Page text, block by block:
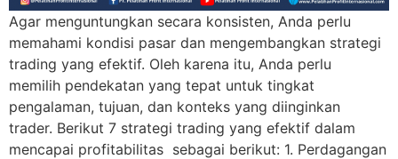
Agar menguntungkan secara konsisten, Anda perlu
memahami kondisi pasar dan mengembangkan strategi
trading yang efektif. Oleh karena itu, Anda perlu
memilih pendekatan yang tepat untuk tingkat
pengalaman, tujuan, dan konteks yang diinginkan
trader. Berikut 7 strategi trading yang efektif dalam
mencapai profitabilitas sebagai berikut: 1. Perdagangan